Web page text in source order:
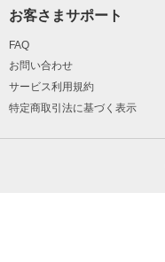
お客さまサポート
FAQ
お問い合わせ
サービス利用規約
特定商取引法に基づく表示